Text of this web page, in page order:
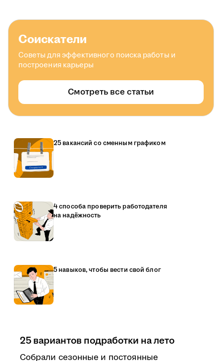
Соискатели
Советы для эффективного поиска работы и
построения карьеры
Смотреть все статьи
25 вакансий со сменным графиком
4 способа проверить работодателя
на надёжность
5 навыков, чтобы вести свой блог
25 вариантов подработки на лето
Собрали сезонные и постоянные